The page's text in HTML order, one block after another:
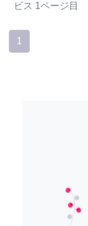
ビス 1ページ目
1